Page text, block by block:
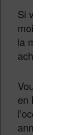
Si vous êtes
moins
la machine,
acheter une
Vous avez
en ligne, sur
l’occasion,
annonces